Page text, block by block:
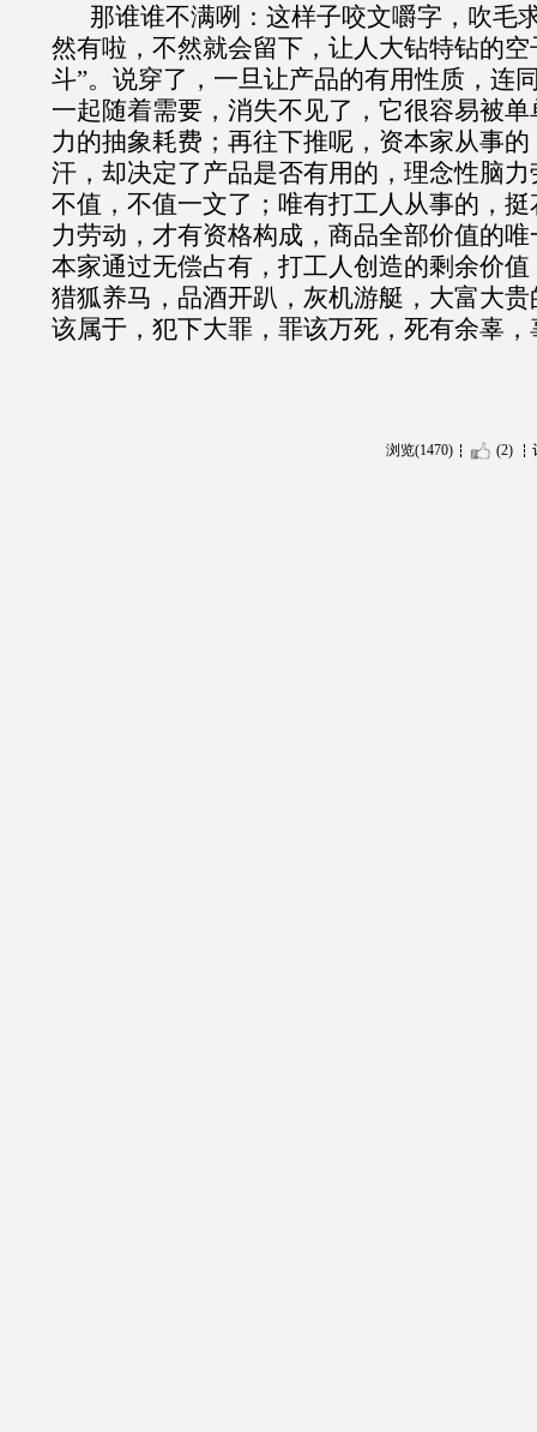
那谁谁不满咧：这样子咬文嚼字，吹毛
然有啦，不然就会留下，让人大钻特钻的空
斗”。说穿了，一旦让产品的有用性质，连
一起随着需要，消失不见了，它很容易被
力的抽象耗费；再往下推呢，资本家从事
汗，却决定了产品是否有用的，理念性脑
不值，不值一文了；唯有打工人从事的，
力劳动，才有资格构成，商品全部价值的
本家通过无偿占有，打工人创造的剩余价
猎狐养马，品酒开趴，灰机游艇，大富大
该属于，犯下大罪，罪该万死，死有余辜
浏览(1470) (2)